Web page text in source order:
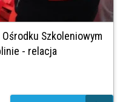
Szkoleniowym
- relacja